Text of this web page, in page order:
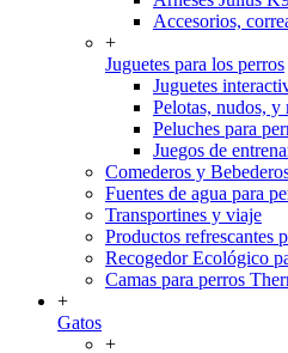
Accesorios,
+
Juguetes para los perros
Juguetes
Pelotas, nudos, y
Peluches para
Juegos de
Comederos y
Fuentes de agua para
Transportines y viaje
Productos refrescantes
Recogedor Ecológico
Camas para perros
+
Gatos
+